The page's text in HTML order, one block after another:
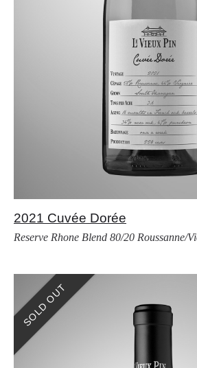
2021 Cuvée Dorée
Reserve Rhone Blend 80/20 Roussanne/
SOLD OUT